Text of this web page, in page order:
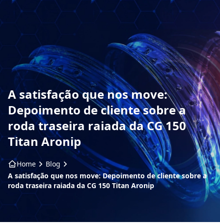
SOBRE NÓS
PRODUTOS
ARO ARTS
CONTATO
BLOG
A satisfação que nos move:
Depoimento de cliente sobre a
roda traseira raiada da CG 150
Titan Aronip
Home
Blog
A satisfação que nos move: Depoimento de cliente sobre a
roda traseira raiada da CG 150 Titan Aronip